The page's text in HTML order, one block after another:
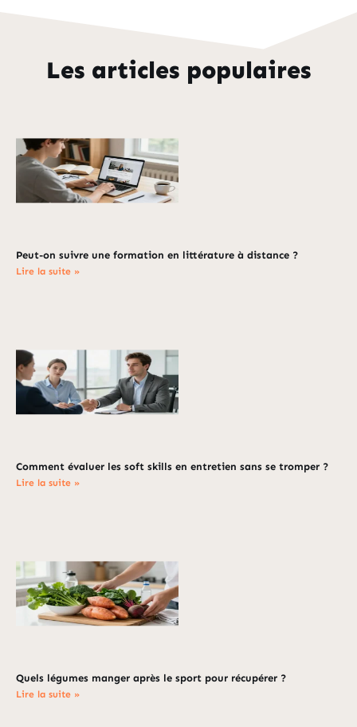
Les articles populaires
Peut-on suivre une formation en littérature à distance ?
Lire la suite »
Comment évaluer les soft skills en entretien sans se tromper ?
Lire la suite »
Quels légumes manger après le sport pour récupérer ?
Lire la suite »